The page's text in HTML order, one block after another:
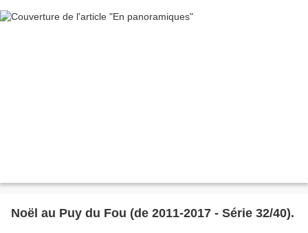
Noël au Puy du Fou (de 2011-2017 - Série 32/40).